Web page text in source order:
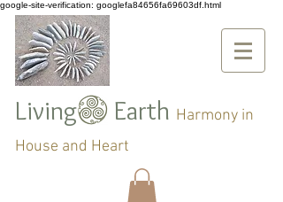
google-site-verification: googlefa84656fa69603df.html
Living Earth Harmony in
House and Heart